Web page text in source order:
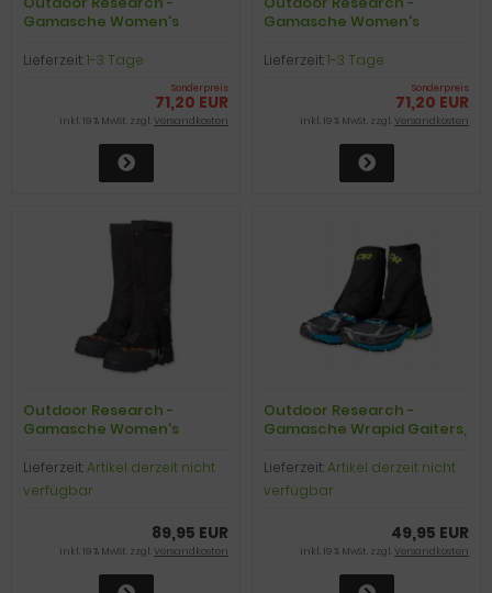
Gamasche Women's
black, Gr. L
Lieferzeit:1-3 Tage
Sonderpreis
71,20 EUR
inkl. 19 % MwSt. zzgl.Versandkosten
Gamasche Women's
black, Gr. M
Lieferzeit:1-3 Tage
Sonderpreis
71,20 EUR
inkl. 19 % MwSt. zzgl.Versandkosten
Outdoor Research -
Gamasche Women's
black, Gr. S
Lieferzeit:Artikel derzeit nicht
verfügbar
89,95 EUR
inkl. 19 % MwSt. zzgl.Versandkosten
Outdoor Research -
Gamasche Wrapid Gaiters,
Lieferzeit:Artikel derzeit nicht
verfügbar
49,95 EUR
inkl. 19 % MwSt. zzgl.Versandkosten